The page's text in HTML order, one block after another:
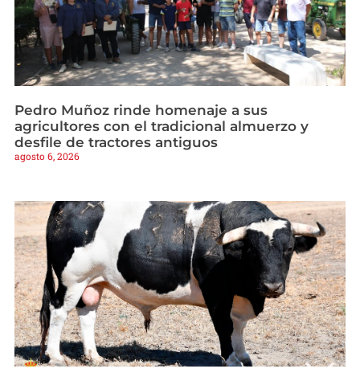
Pedro Muñoz rinde homenaje a sus
agricultores con el tradicional almuerzo y
desfile de tractores antiguos
agosto 6, 2026